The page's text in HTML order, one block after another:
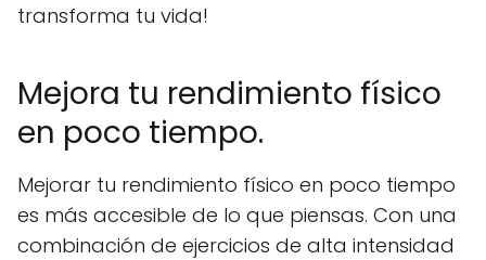
transforma tu vida!
Mejora tu rendimiento físico
en poco tiempo.
Mejorar tu rendimiento físico en poco tiempo
es más accesible de lo que piensas. Con una
combinación de ejercicios de alta intensidad